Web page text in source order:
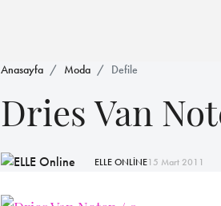
Anasayfa Moda Defile
Dries Van
ELLE ONLİNE15 Mart 2011